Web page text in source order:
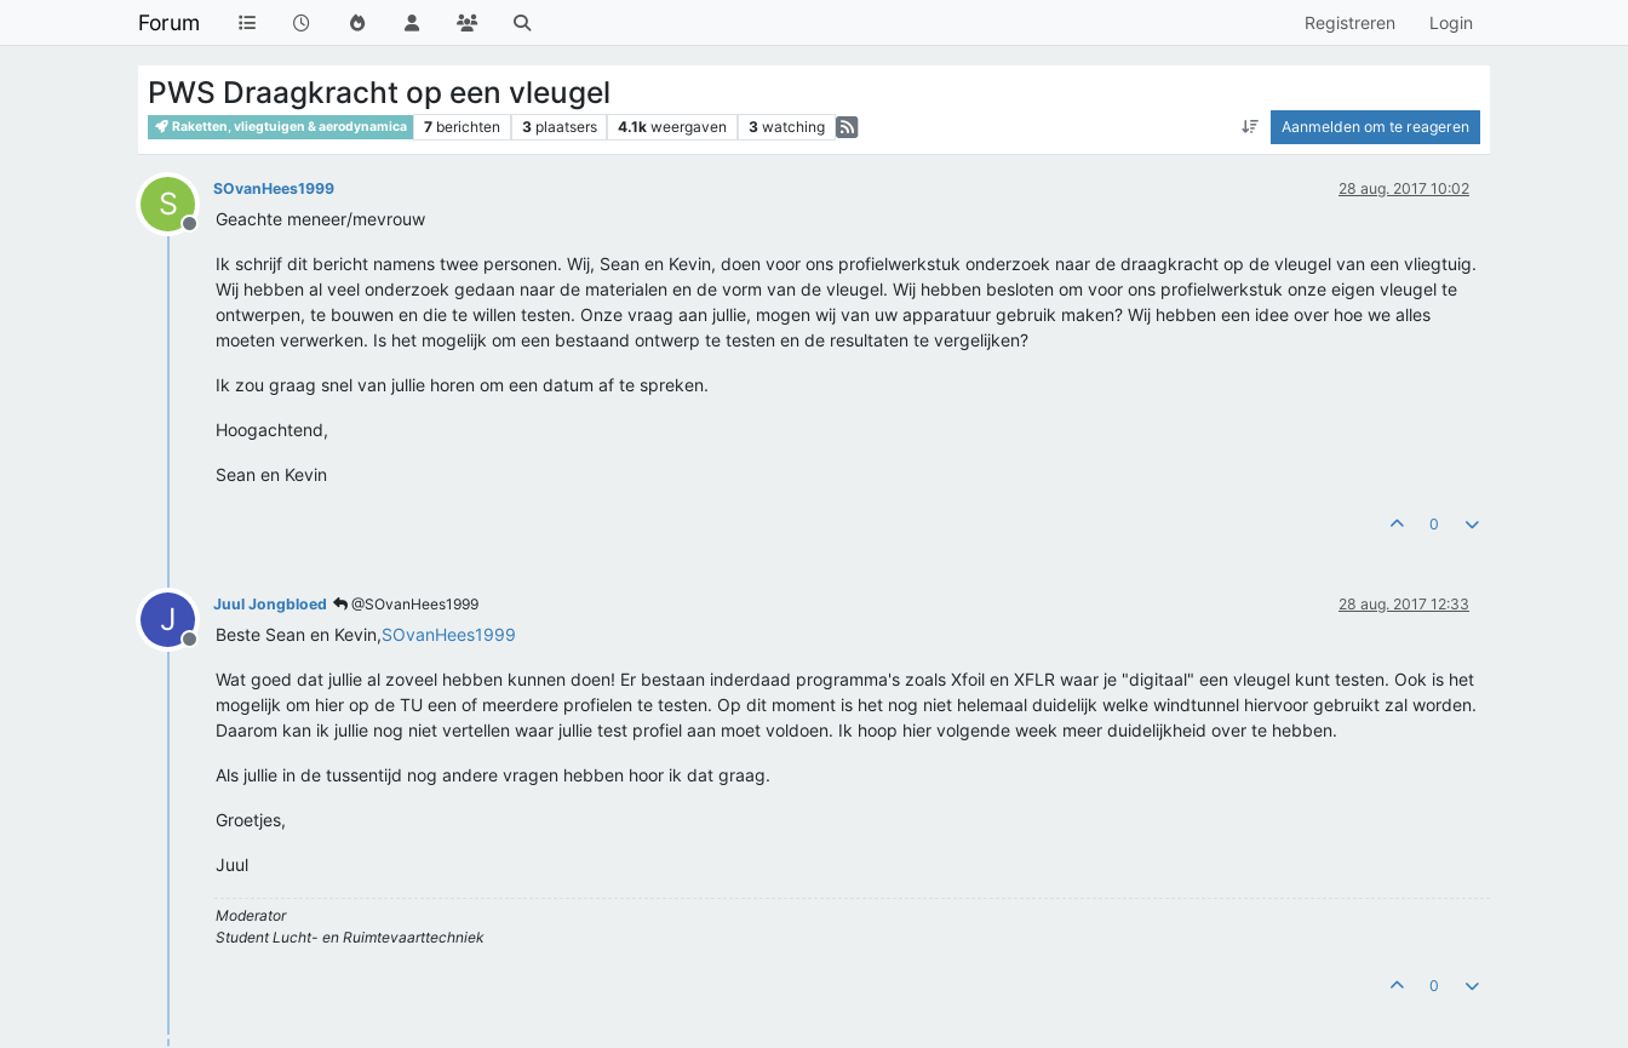
Forum Registreren Login
PWS Draagkracht op een vleugel
Raketten, vliegtuigen & aerodynamica 7 berichten 3 plaatsers 4.1k weergaven 3 watching Aanmelden om te reageren
S
Offline
SOvanHees1999 28 aug. 2017 10:02
Geachte meneer/mevrouw
Ik schrijf dit bericht namens twee personen. Wij, Sean en Kevin, doen voor ons profielwerkstuk onderzoek naar de draagkracht op de vleugel van een vliegtuig.
Wij hebben al veel onderzoek gedaan naar de materialen en de vorm van de vleugel. Wij hebben besloten om voor ons profielwerkstuk onze eigen vleugel te
ontwerpen, te bouwen en die te willen testen. Onze vraag aan jullie, mogen wij van uw apparatuur gebruik maken? Wij hebben een idee over hoe we alles
moeten verwerken. Is het mogelijk om een bestaand ontwerp te testen en de resultaten te vergelijken?
Ik zou graag snel van jullie horen om een datum af te spreken.
Hoogachtend,
Sean en Kevin
0
J
Offline
Juul Jongbloed @SOvanHees1999 28 aug. 2017 12:33
Beste Sean en Kevin,SOvanHees1999
Wat goed dat jullie al zoveel hebben kunnen doen! Er bestaan inderdaad programma's zoals Xfoil en XFLR waar je "digitaal" een vleugel kunt testen. Ook is het
mogelijk om hier op de TU een of meerdere profielen te testen. Op dit moment is het nog niet helemaal duidelijk welke windtunnel hiervoor gebruikt zal worden.
Daarom kan ik jullie nog niet vertellen waar jullie test profiel aan moet voldoen. Ik hoop hier volgende week meer duidelijkheid over te hebben.
Als jullie in de tussentijd nog andere vragen hebben hoor ik dat graag.
Groetjes,
Juul
Moderator
Student Lucht- en Ruimtevaarttechniek
0